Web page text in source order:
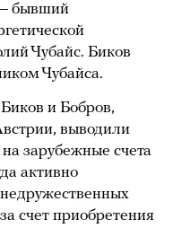
— бывший
Чубайс. Биков
Чубайса.
и Бобров,
выводили
зарубежные счета
активно
счет приобретения